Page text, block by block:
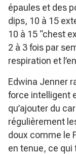
épaules et des
dips, 10 à 15
10 à 15 “chest
2 à 3 fois par
respiration et
Edwina Jenner
force intelligent
qu’ajouter du
régulièrement
doux comme le
en tenue, ce qui